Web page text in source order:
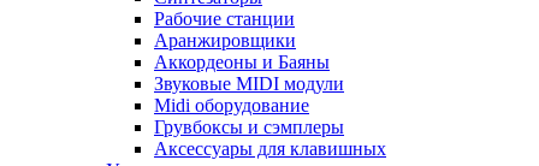
Рабочие станции
Аранжировщики
Аккордеоны и Баяны
Звуковые MIDI модули
Midi оборудование
Грувбоксы и сэмплеры
Аксессуары для клавишных